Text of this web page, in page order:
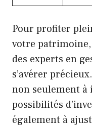
Pour profiter
votre
des experts en
s’avérer
non seulement
possibilités
également à